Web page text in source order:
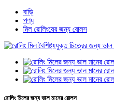
বাড়ি
পণ্য
মিল রোলিংয়ের জন্য রোলস
রোলিং মিলের জন্য ভাল মানের রোলস